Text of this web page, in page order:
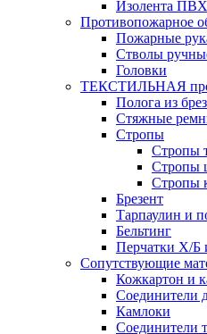
Изолента ПВХ
Противопожарное
Пожарные
Стволы
Головки
ТЕКСТИЛЬНАЯ
Полога из
Стяжные
Стропы
Стропы
Стропы
Стропы
Брезент
Тарпаулин и
Бельтинг
Перчатки Х/Б
Сопутствующие
Кожкартон и
Соединители
Камлоки
Соединители